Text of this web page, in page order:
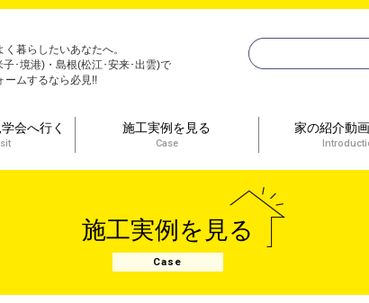
く暮らしたいあなたへ。
子･境港)・島根(松江･安来･出雲)で
ームするなら必見!!
会へ行く 施工実例を見る
Case
家の紹介動
施工実例を見る
Case